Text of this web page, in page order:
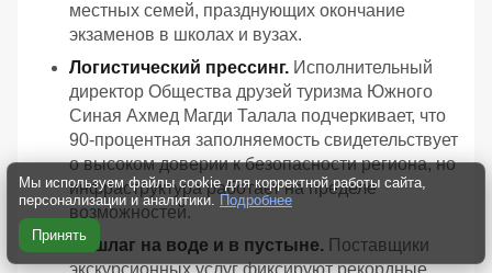
местных семей, празднующих окончание
экзаменов в школах и вузах.
Логистический прессинг. Исполнительный
директор Общества друзей туризма Южного
Синая Ахмед Магди Талала подчеркивает, что
90-процентная заполняемость свидетельствует
о высоком доверии к безопасности региона, но
инфраструктура работает на пределе
возможностей.
Аншлаг на воде и в пустыне. Поставщики
Мы используем файлы cookie для корректной работы сайта,
персонализации и аналитики. Подробнее
Принять